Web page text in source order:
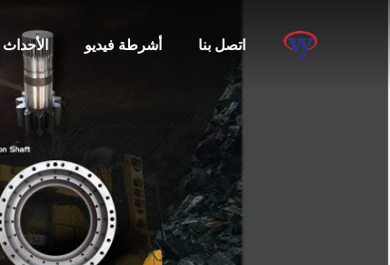
الأحداث أشرطة فيديو اتصل بنا